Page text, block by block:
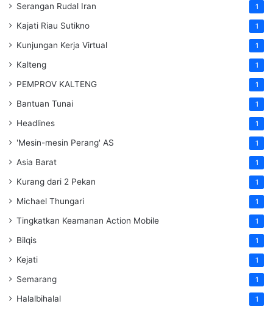
Serangan Rudal Iran 1
Kajati Riau Sutikno 1
Kunjungan Kerja Virtual 1
Kalteng 1
PEMPROV KALTENG 1
Bantuan Tunai 1
Headlines 1
'Mesin-mesin Perang' AS 1
Asia Barat 1
Kurang dari 2 Pekan 1
Michael Thungari 1
Tingkatkan Keamanan Action Mobile 1
Bilqis 1
Kejati 1
Semarang 1
Halalbihalal 1